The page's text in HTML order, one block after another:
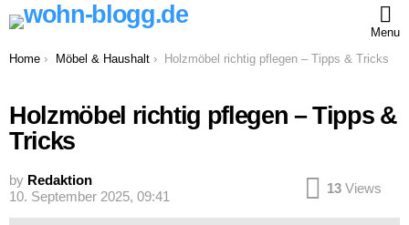
Menu
You are here:
Home Möbel & Haushalt Holzmöbel richtig pflegen – Tipps & Tricks
Holzmöbel richtig pflegen – Tipps &
Tricks
by Redaktion
10. September 2025, 09:41
13 Views